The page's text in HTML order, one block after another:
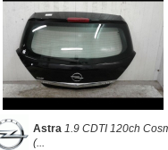
Astra 1.9 CDTI 120ch
(...